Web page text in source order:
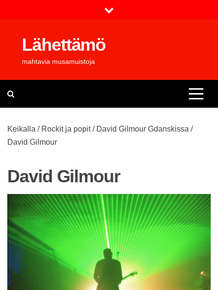
Lähettämö
mahtavia musamuistoja
Keikalla / Rockit ja popit/ David Gilmour Gdanskissa /
David Gilmour
David Gilmour